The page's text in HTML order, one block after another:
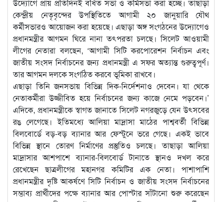
উদ্যোগে প্রায় প্রতিদিনই বর্ধিত সভা ও কর্মিসভা করা হচ্ছে। তাছাড়া
কেন্দ্রীয় নেতৃবৃন্দের উপস্থিতিতে আগামী ২০ জানুয়ারি যৌথ
কর্মীসভারও আয়োজন করা হয়েছে। এছাড়া অঙ্গ সংগঠনের উদ্যোগেও
প্রধানমন্ত্রীর আগমন ঘিরে নানা তৎপরতা চলছে। সিলেট আওয়ামী
লীগের নেতারা বলছেন, ‘আগামী সিটি করপোরেশন নির্বাচন এবং
জাতীয় সংসদ নির্বাচনের জন্য প্রধানমন্ত্রী এ সফর অত্যান্ত গুরুত্বপূর্ণ।
তার আগমন দলকে সংগঠিত করবে ভূমিকা রাখবে।
এছাড়া তিনি জনসভায় বিভিন্ন দিক-নির্দেশনাও দেবেন। যা থেকে
নেতাকর্মীরা উজ্জীবিত হয়ে নির্বাচনের জন্য কাজে নেমে পড়বেন।’
এদিকে, প্রধানমন্ত্রীকে স্বাগত জানাতে সিলেট নগরজুড়ে যেন উৎসবের
রঙ লেগেছে। ইতিমধ্যে আলিয়া মাদ্রাসা মাঠের পাশ্ববর্তী বিভিন্ন
বিলবোর্ডে বড়-বড় ব্যানার আর ফেস্টুনে ভরে গেছে। একই ভাবে
বিভিন্ন স্থানে তোরণ নির্মাণের প্রস্তুতিও চলছে। তাছাড়া আলিয়া
মাদ্রাসার আশপাশে ব্যানার-বিলবোর্ড টানাতে স্থানও দখল করে
রেখেছেন ছাত্রলীগের মহানগর কমিটির এক নেতা। পাশাপাশি
প্রধানমন্ত্রীর দৃষ্টি আকর্ষণে সিটি নির্বাচন ও জাতীয় সংসদ নির্বাচনের
সম্ভাব্য প্রার্থীদের পক্ষে ব্যানার আর পোস্টার সাঁটানো শুরু করেছেন